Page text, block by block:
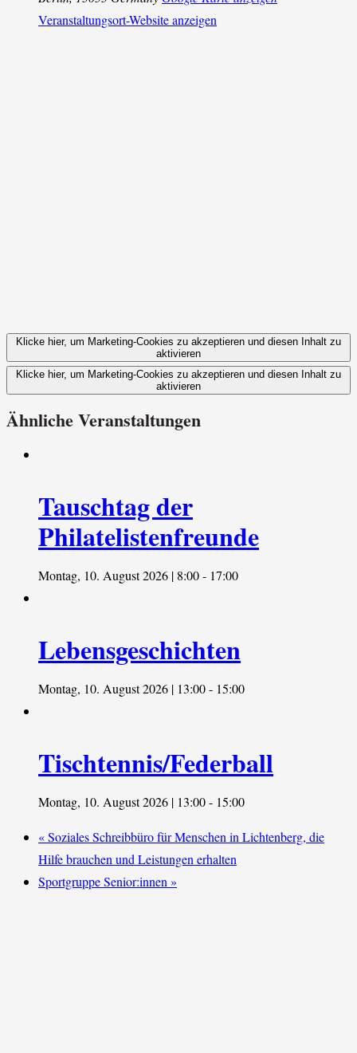
Veranstaltungsort-Website anzeigen
Klicke hier, um Marketing-Cookies zu akzeptieren und diesen Inhalt zu
aktivieren
Klicke hier, um Marketing-Cookies zu akzeptieren und diesen Inhalt zu
aktivieren
Ähnliche Veranstaltungen
Tauschtag der
Philatelistenfreunde
Montag, 10. August 2026 | 8:00- 17:00
Lebensgeschichten
Montag, 10. August 2026 | 13:00- 15:00
Tischtennis/Federball
Montag, 10. August 2026 | 13:00- 15:00
«Soziales Schreibbüro für Menschen in Lichtenberg, die
Hilfe brauchen und Leistungen erhalten
Sportgruppe Senior:innen »